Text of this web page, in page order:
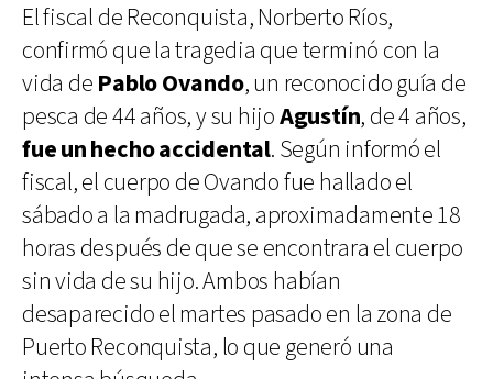
El fiscal de Reconquista, Norberto Ríos,
confirmó que la tragedia que terminó con la
vida de Pablo Ovando, un reconocido guía de
pesca de 44 años, y su hijoAgustín, de 4 años,
fue un hecho accidental. Según informó el
fiscal, el cuerpo de Ovando fue hallado el
sábado a la madrugada, aproximadamente 18
horas después de que se encontrara el cuerpo
sin vida de su hijo. Ambos habían
desaparecido el martes pasado en la zona de
Puerto Reconquista, lo que generó una